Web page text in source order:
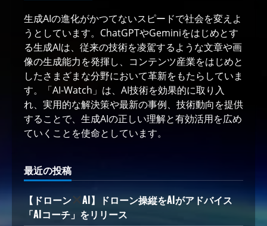
生成AIの進化がかつてないスピードで社会を変えよ
うとしています。ChatGPTやGeminiをはじめとす
る生成AIは、従来の技術を凌駕するような文章や画
像の生成能力を発揮し、コンテンツ産業をはじめと
したさまざまな分野において革新をもたらしていま
す。「AI-Watch」は、AI技術を効果的に取り入
れ、実用的な解決策や最新の事例、技術動向を提供
することで、生成AIの正しい理解と有効活用を広め
ていくことを使命としています。
最近の投稿
【ドローン
AI】ドローン操縦をAIがアドバイス
「AIコーチ」をリリース